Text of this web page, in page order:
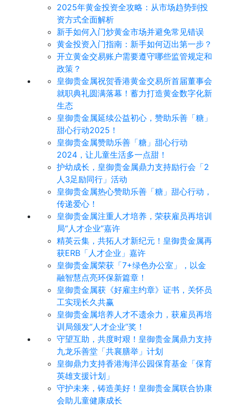
2025年黄金投资全攻略：从市场趋势到投
资方式全面解析
新手如何入门炒黄金市场并避免常见错误
黄金投资入门指南：新手如何迈出第一步？
开立黄金交易账户需要遵守哪些监管规定和
政策？
皇御贵金属祝贺香港黄金交易所首届董事会
就职典礼圆满落幕！蓄力打造黄金数字化新
生态
皇御贵金属延续公益初心，赞助乐善「糖」
甜心行动2025！
皇御贵金属赞助乐善「糖」甜心行动
2024，让儿童生活多一点甜！
护幼成长，皇御贵金属鼎力支持励行会「2
人3足励同行」活动
皇御贵金属热心赞助乐善「糖」甜心行动，
传递爱心！
皇御贵金属注重人才培养，荣获雇员再培训
局“人才企业”嘉许
精英云集，共拓人才新纪元！皇御贵金属再
获ERB「人才企业」嘉许
皇御贵金属荣获「7+绿色办公室」，以金
融智慧点亮环保新篇章！
皇御贵金属获《好雇主约章》证书，关怀员
工实现长久共赢
皇御贵金属培养人才不遗余力，获雇员再培
训局颁发“人才企业”奖！
守望互助，共度时艰！皇御贵金属鼎力支持
九龙乐善堂「共襄膳举」计划
皇御鼎力支持香港海洋公园保育基金「保育
英雄支援计划」
守护未来，铸造美好！皇御贵金属联合协康
会助儿童健康成长